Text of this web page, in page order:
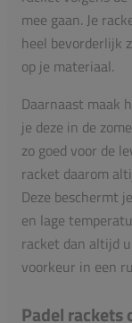
mee gaan. Je
heel bevorderlijk
op je materiaal.
Daarnaast maak
je deze in de
zo goed voor de
racket daarom
Deze beschermt
en lage
racket dan altijd
voorkeur in een
Padel rackets